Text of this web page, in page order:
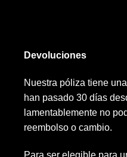
Devoluciones
Nuestra póliza tiene
han pasado 30 días
lamentablemente no
reembolso o cambio.
Para ser elegible para